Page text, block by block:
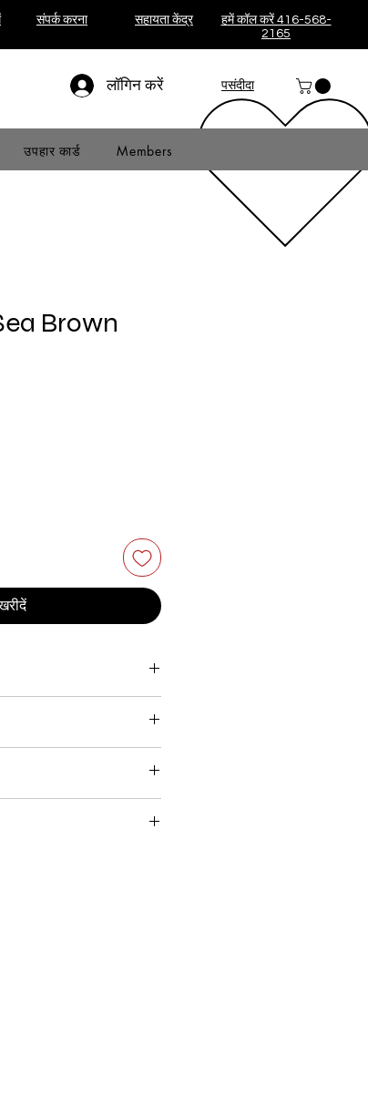
संपर्क करना सहायता केंद्र
हमें कॉल करें 416-568-
2165
लॉगिन करें पसंदीदा
उपहार कार्ड Members
Brown